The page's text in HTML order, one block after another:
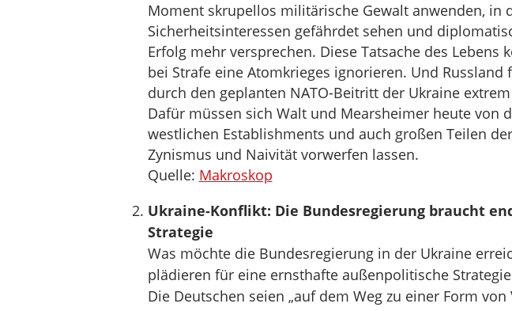
Moment skrupellos militärische Gewalt anwenden, in
Sicherheitsinteressen gefährdet sehen und
Erfolg mehr versprechen. Diese Tatsache des Lebens
bei Strafe eine Atomkrieges ignorieren. Und Russland
durch den geplanten NATO-Beitritt der Ukraine
Dafür müssen sich Walt und Mearsheimer heute von
westlichen Establishments und auch großen Teilen
Zynismus und Naivität vorwerfen lassen.
Quelle: Makroskop
Ukraine-Konflikt: Die Bundesregierung braucht
Strategie
Was möchte die Bundesregierung in der Ukraine
plädieren für eine ernsthafte außenpolitische
Die Deutschen seien „auf dem Weg zu einer Form